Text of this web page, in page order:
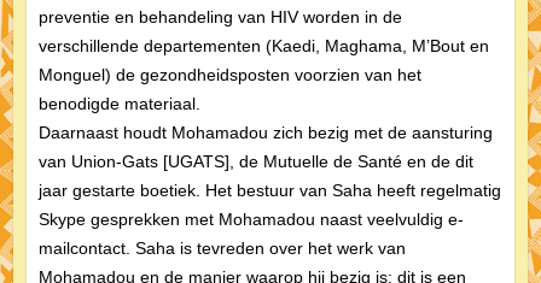
preventie en behandeling van HIV worden in de
verschillende departementen (Kaedi, Maghama, M’Bout en
Monguel) de gezondheidsposten voorzien van het
benodigde materiaal.
Daarnaast houdt Mohamadou zich bezig met de aansturing
van Union-Gats [UGATS], de Mutuelle de Santé en de dit
jaar gestarte boetiek. Het bestuur van Saha heeft regelmatig
Skype gesprekken met Mohamadou naast veelvuldig e-
mailcontact. Saha is tevreden over het werk van
Mohamadou en de manier waarop hij bezig is: dit is een